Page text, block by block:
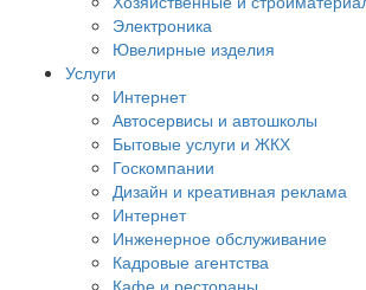
Электроника
Ювелирные изделия
Услуги
Интернет
Автосервисы и автошколы
Бытовые услуги и ЖКХ
Госкомпании
Дизайн и креативная реклама
Интернет
Инженерное обслуживание
Кадровые агентства
Кафе и рестораны